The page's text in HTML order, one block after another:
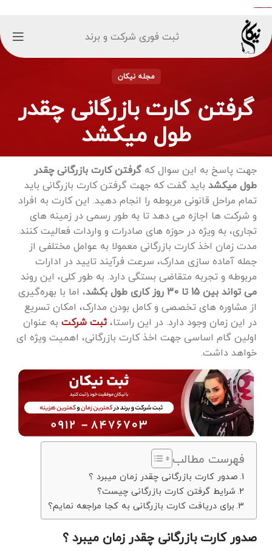
ثبت فوری شرکت و برند
مجله نیکان
گرفتن کارت بازرگانی چقدر
طول میکشد
جهت پاسخ به این سوال که گرفتن کارت بازرگانی چقدر
طول میکشد باید گفت که جهت گرفتن کارت بازرگانی باید
تمام مراحل قانونی مربوطه را انجام دهید. این کارت به افراد
و شرکت ‌ها اجازه می ‌دهد تا به ‌طور رسمی در زمینه‌ های
تجاری، به ویژه در حوزه ‌های صادرات و واردات فعالیت کنند.
مدت زمان اخذ کارت بازرگانی معمولا به عوامل مختلفی از
جمله آماده ‌سازی مدارک، سرعت فرآیند تایید در ادارات
مربوطه و تجربه متقاضی بستگی دارد. به‌ طور کلی، این روند
می‌ تواند بین 15 تا 30 روز کاری طول بکشد
، اما با بهره‌گیری
از مشاوره‌ های تخصصی و کامل بودن مدارک، امکان تسریع
در این زمان وجود دارد. در این راستا،ثبت شرکت به ‌عنوان
اولین گام اساسی جهت اخذ کارت بازرگانی، اهمیت ویژه ‌ای
خواهد داشت.
فهرست مطالب
صدور کارت بازرگانی چقدر زمان میبرد ؟
شرایط گرفتن کارت بازرگانی چیست؟
برای دریافت کارت بازرگانی به کجا مراجعه نمایم؟
صدور کارت بازرگانی چقدر زمان میبرد ؟